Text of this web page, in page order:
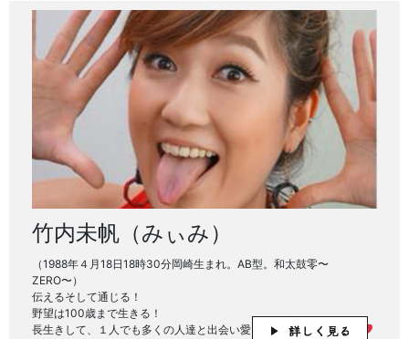
竹内未帆（みぃみ）
（1988年４月18日18時30分岡崎生まれ。AB型。和太鼓零〜
ZERO〜）
伝えるそして通じる！
野望は100歳まで生きる！
長生きして、１人でも多くの人達と出会い愛を貰い、愛を与えたい